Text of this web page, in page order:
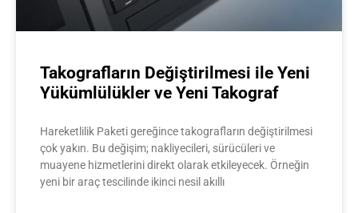
Takografların Değiştirilmesi ile Yeni
Yükümlülükler ve Yeni Takograf
Hareketlilik Paketi gereğince takografların değiştirilmesi
çok yakın. Bu değişim; nakliyecileri, sürücüleri ve
muayene hizmetlerini direkt olarak etkileyecek. Örneğin
yeni bir araç tescilinde ikinci nesil akıllı